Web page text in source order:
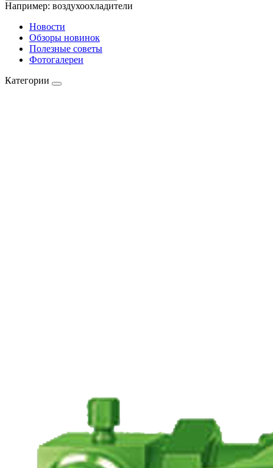
Например: воздухоохладители
Новости
Обзоры новинок
Полезные советы
Фотогалереи
Категории